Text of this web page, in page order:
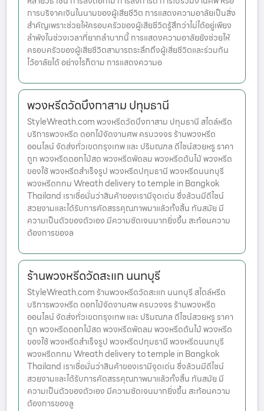
การบริจาคเงินในนามของผู้เสียชีวิต การแสดงความอาลัยเป็นสิ่ง
สำคัญเพราะช่วยให้ครอบครัวของผู้เสียชีวิตรู้สึกว่าไม่ได้อยู่เพียง
ลำพังในช่วงเวลาที่ยากลำบากนี้ การแสดงความอาลัยยังช่วยให้
ครอบครัวของผู้เสียชีวิตสามารถระลึกถึงผู้เสียชีวิตและร่วมกัน
ไว้อาลัยได้ อย่างไรก็ตาม การแสดงความอ
พวงหรีดวัดบึงกาสาม ปทุมธานี
StyleWreath.com พวงหรีดวัดบึงกาสาม ปทุมธานี สไตล์หรีด
บริการพวงหรีด ดอกไม้จัดงานศพ ครบวงจร ร้านพวงหรีด
ออนไลน์ จัดส่งทั่วเขตกรุงเทพ และ ปริมณฑล ดีไซน์สวยหรู ราคา
ถูก พวงหรีดดอกไม้สด พวงหรีดพัดลม พวงหรีดต้นไม้ พวงหรีด
ของใช้ พวงหรีดสำเร็จรูป พวงหรีดปทุมธานี พวงหรีดนนทบุรี
พวงหรีดกทม Wreath delivery to temple in Bangkok
Thailand เราเชื่อมั่นว่าสินค้าของเรามีจุดเด่น ซึ่งล้วนมีดีไซน์
สวยงามและได้รับการคัดสรรคุณภาพมาแล้วทั้งสิ้น ทันสมัย มี
ความเป็นตัวของตัวเอง มีความชัดเจนมากยิ่งขึ้น สะท้อนความ
ต้องการของล
ร้านพวงหรีดวัดสะแก นนทบุรี
StyleWreath.com ร้านพวงหรีดวัดสะแก นนทบุรี สไตล์หรีด
บริการพวงหรีด ดอกไม้จัดงานศพ ครบวงจร ร้านพวงหรีด
ออนไลน์ จัดส่งทั่วเขตกรุงเทพ และ ปริมณฑล ดีไซน์สวยหรู ราคา
ถูก พวงหรีดดอกไม้สด พวงหรีดพัดลม พวงหรีดต้นไม้ พวงหรีด
ของใช้ พวงหรีดสำเร็จรูป พวงหรีดปทุมธานี พวงหรีดนนทบุรี
พวงหรีดกทม Wreath delivery to temple in Bangkok
Thailand เราเชื่อมั่นว่าสินค้าของเรามีจุดเด่น ซึ่งล้วนมีดีไซน์
สวยงามและได้รับการคัดสรรคุณภาพมาแล้วทั้งสิ้น ทันสมัย มี
ความเป็นตัวของตัวเอง มีความชัดเจนมากยิ่งขึ้น สะท้อนความ
ต้องการของลู